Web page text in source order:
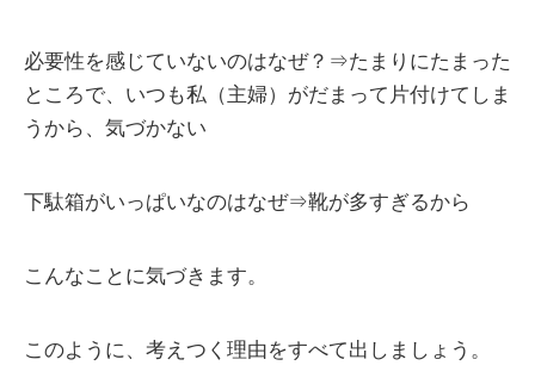
必要性を感じていないのはなぜ？⇒たまりにたまった
ところで、いつも私（主婦）がだまって片付けてしま
うから、気づかない
下駄箱がいっぱいなのはなぜ⇒靴が多すぎるから
こんなことに気づきます。
このように、考えつく理由をすべて出しましょう。